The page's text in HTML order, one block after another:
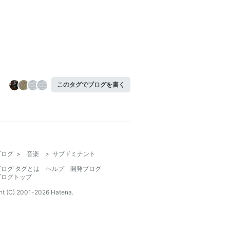
このタグでブログを書く
グ > 音楽 > サブドミナント
グ タグとは
ヘルプ
開発ブログ
グトップ
(C) 2001-2026 Hatena.